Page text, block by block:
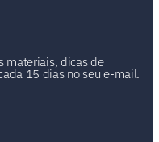
materiais, dicas de
15 dias no seu e-mail.